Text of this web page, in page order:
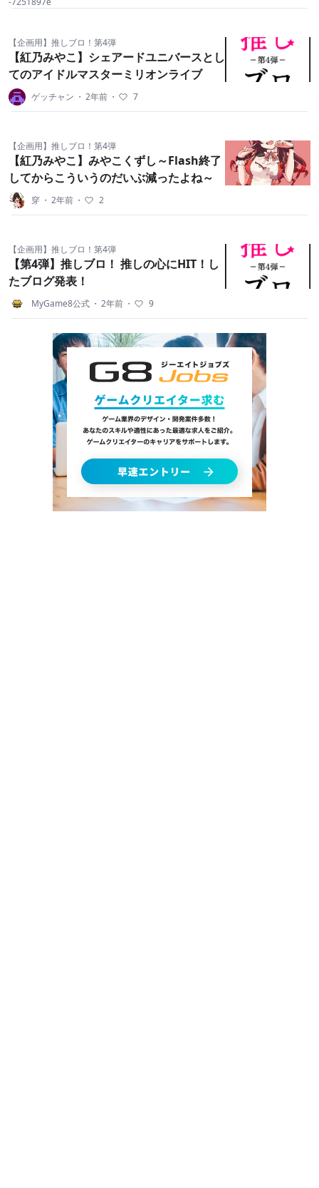
【企画用】推しブロ！第4弾
【紅乃みやこ】シェアードユニバースとし
てのアイドルマスターミリオンライブ
ゲッチャン ・ 2年前 ・ 7
【企画用】推しブロ！第4弾
【紅乃みやこ】みやこくずし～Flash終了
してからこういうのだいぶ減ったよね～
穿 ・ 2年前 ・ 2
【企画用】推しブロ！第4弾
【第4弾】推しブロ！ 推しの心にHIT！し
たブログ発表！
MyGame8公式 ・ 2年前 ・ 9